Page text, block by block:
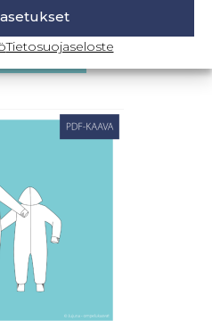
Tietosuojaseloste
€ Sis. ALV